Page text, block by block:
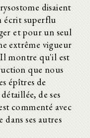
disaient
écrit superflu
et pour un seul
extrême vigueur
montre qu'il est
que nous
épîtres de
de ses
commenté avec
ses autres